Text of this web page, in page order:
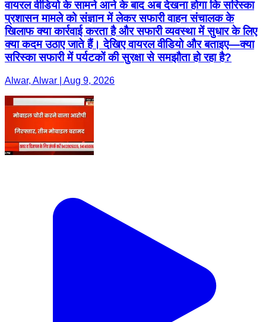
वायरल वीडियो के सामने आने के बाद अब देखना होगा कि सरिस्का
प्रशासन मामले को संज्ञान में लेकर सफारी वाहन संचालक के
खिलाफ क्या कार्रवाई करता है और सफारी व्यवस्था में सुधार के लिए
क्या कदम उठाए जाते हैं। देखिए वायरल वीडियो और बताइए—क्या
सरिस्का सफारी में पर्यटकों की सुरक्षा से समझौता हो रहा है?
Alwar, Alwar | Aug 9, 2026